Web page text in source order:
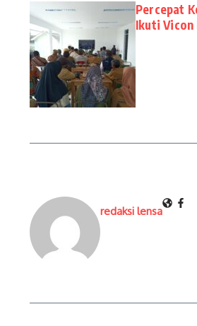
Percepat
Ikuti Vicon
redaksi lensa